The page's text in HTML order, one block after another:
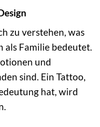
zu verstehen, was
als Familie bedeutet.
und
sind. Ein Tattoo,
hat, wird